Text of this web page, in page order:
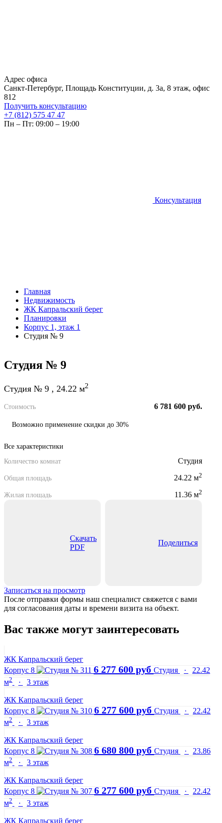
Адрес офиса
Санкт-Петербург, Площадь Конституции, д. 3а, 8 этаж, офис
812
Получить консультацию
+7 (812) 575 47 47
Пн – Пт: 09:00 – 19:00
Консультация
Главная
Недвижимость
ЖК Капральский берег
Планировки
Корпус 1, этаж 1
Студия № 9
Студия № 9
Студия № 9 , 24.22 м2
Стоимость 6 781 600 руб.
Возможно применение скидки до 30%
Все характеристики
Количество комнат
Студия
Общая площадь 24.22 м2
Жилая площадь 11.36 м2
Скачать
PDF
Поделиться
Записаться на просмотр
После отправки формы наш специалист свяжется с вами
для согласования даты и времени визита на объект.
Вас также могут заинтересовать
ЖК Капральский берег
Корпус 8
6 277 600 руб Студия ·
22.42
м2 · 3 этаж
ЖК Капральский берег
Корпус 8
6 277 600 руб Студия ·
22.42
м2 · 3 этаж
ЖК Капральский берег
Корпус 8
6 680 800 руб Студия ·
23.86
м2 · 3 этаж
ЖК Капральский берег
Корпус 8
6 277 600 руб Студия ·
22.42
м2 · 3 этаж
ЖК Капральский берег